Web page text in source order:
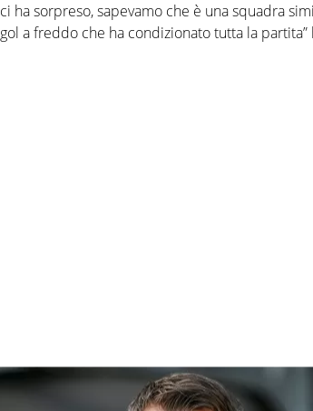
ha sorpreso, sapevamo che è una squadra
a freddo che ha condizionato tutta la